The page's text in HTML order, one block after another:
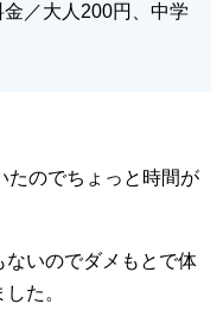
金／大人200円、中学
たのでちょっと時間が
いのでダメもとで体
た。